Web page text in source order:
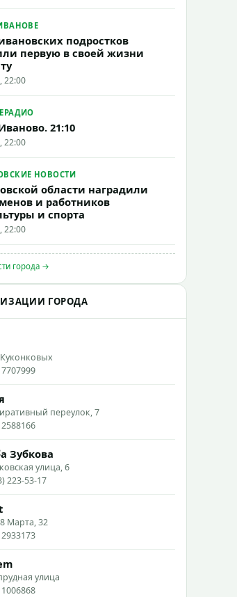
подростков
первую в своей жизни
22:00
21:10
22:00
НОВОСТИ
области наградили
и работников
и спорта
22:00
города →
ГОРОДА
переулок, 7
Зубкова
улица, 6
223-53-17
Марта, 32
улица